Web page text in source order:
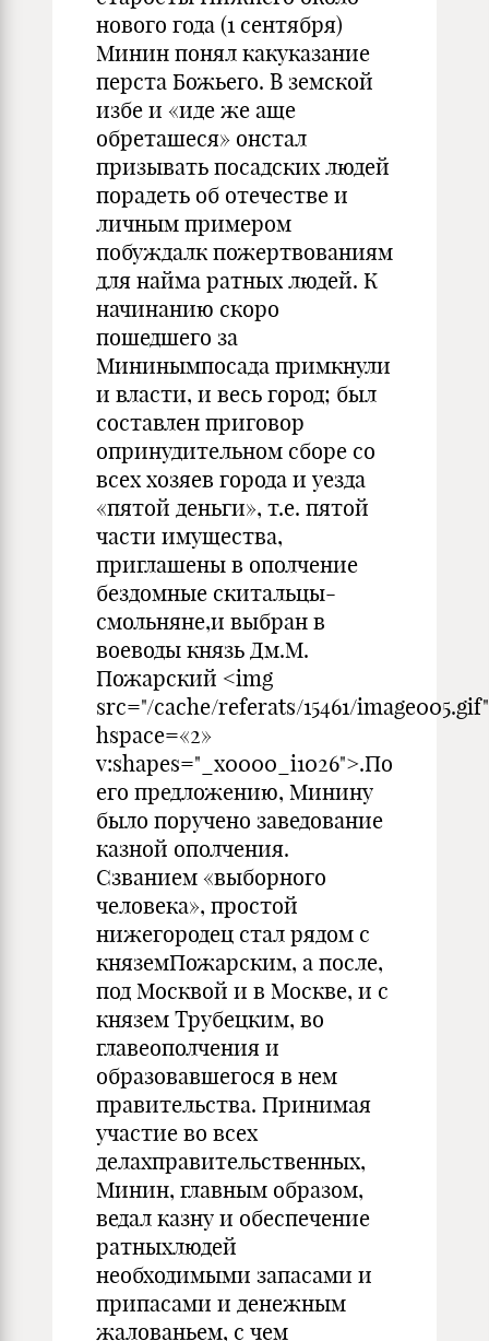
нового года (1 сентября)
Минин понял какуказание
перста Божьего. В земской
избе и «иде же аще
обреташеся» онстал
призывать посадских людей
порадеть об отечестве и
личным примером
побуждалк пожертвованиям
для найма ратных людей. К
начинанию скоро
пошедшего за
Мининымпосада примкнули
и власти, и весь город; был
составлен приговор
опринудительном сборе со
всех хозяев города и уезда
«пятой деньги», т.е. пятой
части имущества,
приглашены в ополчение
бездомные скитальцы-
смольняне,и выбран в
воеводы князь Дм.М.
Пожарский <img
src="/cache/referats/15461/image005.gif"
hspace=«2»
v:shapes="_x0000_i1026">.По
его предложению, Минину
было поручено заведование
казной ополчения.
Сзванием «выборного
человека», простой
нижегородец стал рядом с
княземПожарским, а после,
под Москвой и в Москве, и с
князем Трубецким, во
главеополчения и
образовавшегося в нем
правительства. Принимая
участие во всех
делахправительственных,
Минин, главным образом,
ведал казну и обеспечение
ратныхлюдей
необходимыми запасами и
припасами и денежным
жалованьем, с чем